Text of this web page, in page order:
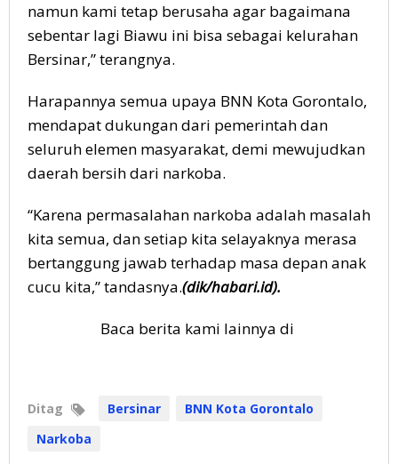
namun kami tetap berusaha agar bagaimana
sebentar lagi Biawu ini bisa sebagai kelurahan
Bersinar,” terangnya.
Harapannya semua upaya BNN Kota Gorontalo,
mendapat dukungan dari pemerintah dan
seluruh elemen masyarakat, demi mewujudkan
daerah bersih dari narkoba.
“Karena permasalahan narkoba adalah masalah
kita semua, dan setiap kita selayaknya merasa
bertanggung jawab terhadap masa depan anak
cucu kita,” tandasnya.(dik/habari.id).
Baca berita kami lainnya di
Ditag Bersinar
BNN Kota Gorontalo
Narkoba